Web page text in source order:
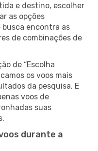
e destino, escolher
as opções
busca encontra as
de combinações de
de “Escolha
os voos mais
da pesquisa. E
voos de
suas
durante a